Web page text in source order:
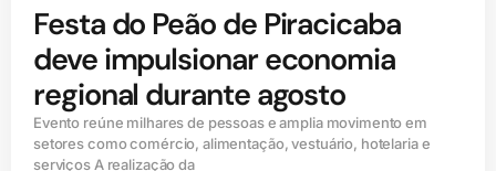
Festa do Peão de Piracicaba
deve impulsionar economia
regional durante agosto
Evento reúne milhares de pessoas e amplia movimento em
setores como comércio, alimentação, vestuário, hotelaria e
serviços A realização da